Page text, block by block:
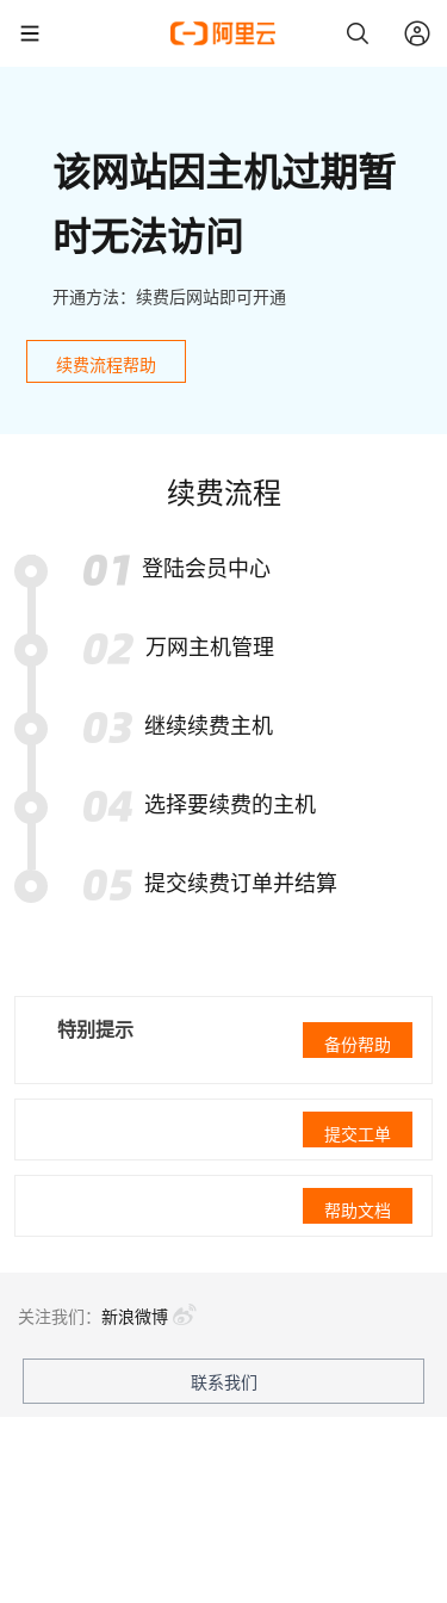
该网站因主机过期暂
时无法访问
开通方法：续费后网站即可开通
续费流程帮助
续费流程
登陆会员中心
万网主机管理
继续续费主机
选择要续费的主机
提交续费订单并结算
特别提示
备份帮助
提交工单
帮助文档